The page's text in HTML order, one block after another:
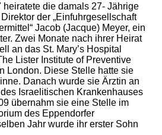
heiratete die damals 27- Jährige
der „Einfuhrgesellschaft
Jacob (Jacque) Meyer, ein
Zwei Monate nach ihrer Heirat
an das St. Mary’s Hospital
Lister Institute of Preventive
London. Diese Stelle hatte sie
Danach wurde sie Ärztin an
Israelitischen Krankenhauses
übernahm sie eine Stelle im
des Eppendorfer
Jahr wurde ihr erster Sohn